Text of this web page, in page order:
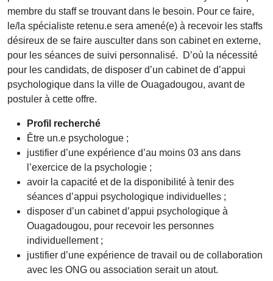
membre du staff se trouvant dans le besoin. Pour ce faire,
le/la spécialiste retenu.e sera amené(e) à recevoir les staffs
désireux de se faire ausculter dans son cabinet en externe,
pour les séances de suivi personnalisé. D’où la nécessité
pour les candidats, de disposer d’un cabinet de d’appui
psychologique dans la ville de Ouagadougou, avant de
postuler à cette offre.
Profil recherché
Être un.e psychologue ;
justifier d’une expérience d’au moins 03 ans dans
l’exercice de la psychologie ;
avoir la capacité et de la disponibilité à tenir des
séances d’appui psychologique individuelles ;
disposer d’un cabinet d’appui psychologique à
Ouagadougou, pour recevoir les personnes
individuellement ;
justifier d’une expérience de travail ou de collaboration
avec les ONG ou association serait un atout.